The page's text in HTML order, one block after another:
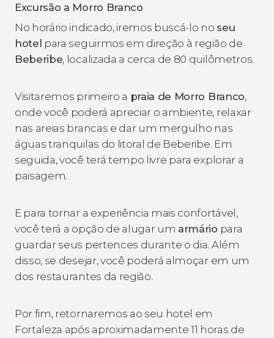
Excursão a Morro Branco
No horário indicado, iremos buscá-lo no seu
hotel para seguirmos em direção à região de
Beberibe, localizada a cerca de 80 quilômetros.
Visitaremos primeiro a praia de Morro Branco,
onde você poderá apreciar o ambiente, relaxar
nas areias brancas e dar um mergulho nas
águas tranquilas do litoral de Beberibe. Em
seguida, você terá tempo livre para explorar a
paisagem.
E para tornar a experiência mais confortável,
você terá a opção de alugar um armário para
guardar seus pertences durante o dia. Além
disso, se desejar, você poderá almoçar em um
dos restaurantes da região.
Por fim, retornaremos ao seu hotel em
Fortaleza após aproximadamente 11 horas de